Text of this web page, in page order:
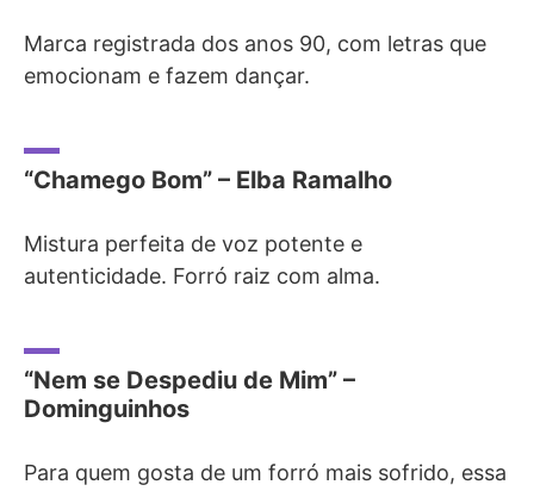
Marca registrada dos anos 90, com letras que
emocionam e fazem dançar.
“Chamego Bom” – Elba Ramalho
Mistura perfeita de voz potente e
autenticidade. Forró raiz com alma.
“Nem se Despediu de Mim” –
Dominguinhos
Para quem gosta de um forró mais sofrido, essa